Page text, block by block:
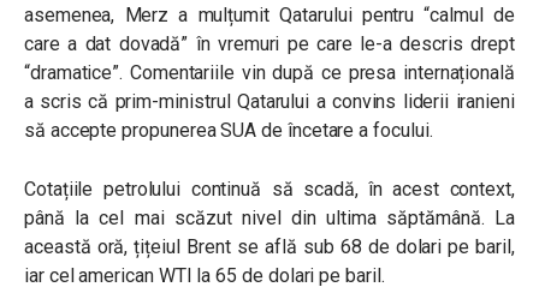
asemenea, Merz a mulțumit Qatarului pentru “calmul de
care a dat dovadă” în vremuri pe care le-a descris drept
“dramatice”. Comentariile vin după ce presa internațională
a scris că prim-ministrul Qatarului a convins liderii iranieni
să accepte propunerea SUA de încetare a focului.
Cotațiile petrolului continuă să scadă, în acest context,
până la cel mai scăzut nivel din ultima săptămână. La
această oră, țițeiul Brent se află sub 68 de dolari pe baril,
iar cel american WTI la 65 de dolari pe baril.